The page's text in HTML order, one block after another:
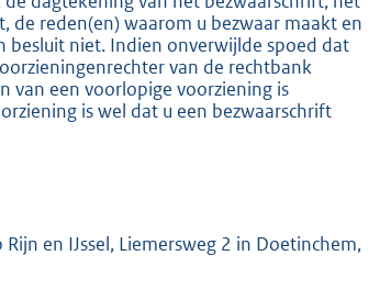
de reden(en) waarom u bezwaar maakt en
besluit niet. Indien onverwijlde spoed dat
van de rechtbank
van een voorlopige voorziening is
is wel dat u een bezwaarschrift
en IJssel, Liemersweg 2 in Doetinchem,